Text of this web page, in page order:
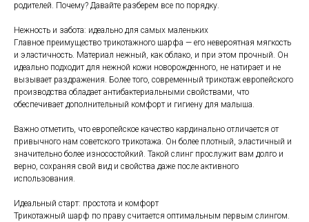
родителей. Почему? Давайте разберем все по порядку.
Нежность и забота: идеально для самых маленьких
Главное преимущество трикотажного шарфа — его невероятная мягкость
и эластичность. Материал нежный, как облако, и при этом прочный. Он
идеально подходит для нежной кожи новорожденного, не натирает и не
вызывает раздражения. Более того, современный трикотаж европейского
производства обладает антибактериальными свойствами, что
обеспечивает дополнительный комфорт и гигиену для малыша.
Важно отметить, что европейское качество кардинально отличается от
привычного нам советского трикотажа. Он более плотный, эластичный и
значительно более износостойкий. Такой слинг прослужит вам долго и
верно, сохраняя свой вид и свойства даже после активного
использования.
Идеальный старт: простота и комфорт
Трикотажный шарф по праву считается оптимальным первым слингом.